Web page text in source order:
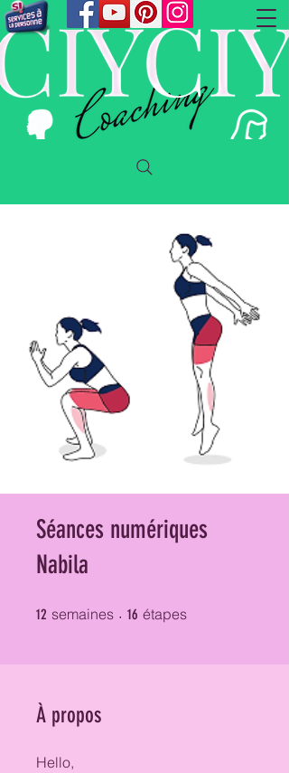
Séances numériques
Nabila
12 semaines 12 semaines
16 étapes
À propos
Hello,